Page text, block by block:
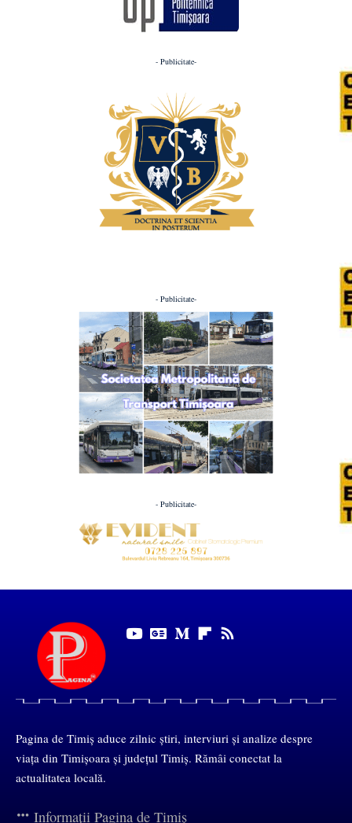
- Publicitate-
- Publicitate-
- Publicitate-
Pagina de Timiș aduce zilnic știri, interviuri și analize despre
viața din Timișoara și județul Timiș. Rămâi conectat la
actualitatea locală.
Informații Pagina de Timiș